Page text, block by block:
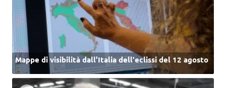
Mappe di visibilità dall’Italia dell'eclissi del 12 agosto